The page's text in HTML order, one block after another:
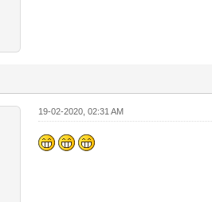
19-02-2020, 02:31 AM